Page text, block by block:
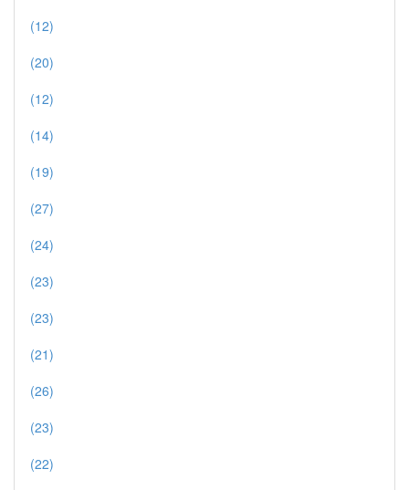
(12)
(20)
(12)
(14)
(19)
(27)
(24)
(23)
(23)
(21)
(26)
(23)
(22)